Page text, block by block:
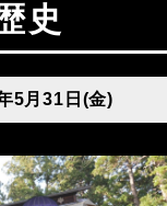
史
5月31日(金)